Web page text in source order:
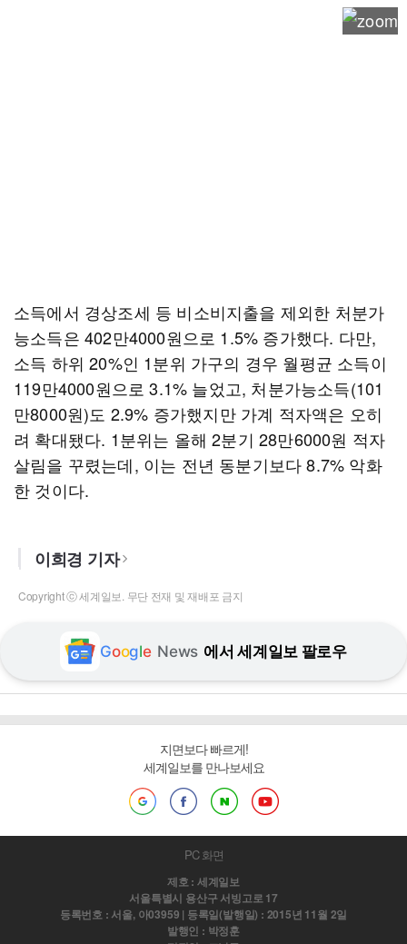
소득에서 경상조세 등 비소비지출을 제외한 처분가
능소득은 402만4000원으로 1.5% 증가했다. 다만,
소득 하위 20%인 1분위 가구의 경우 월평균 소득이
119만4000원으로 3.1% 늘었고, 처분가능소득(101
만8000원)도 2.9% 증가했지만 가계 적자액은 오히
려 확대됐다. 1분위는 올해 2분기 28만6000원 적자
살림을 꾸렸는데, 이는 전년 동분기보다 8.7% 악화
한 것이다.
이희경 기자
Copyright ⓒ 세계일보. 무단 전재 및 재배포 금지
Google News 에서 세계일보 팔로우
지면보다 빠르게!
세계일보를 만나보세요
PC 화면
제호 : 세계일보
서울특별시 용산구 서빙고로 17
등록번호 : 서울, 아03959 | 등록일(발행일) : 2015년 11월 2일
발행인 : 박정훈